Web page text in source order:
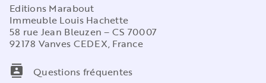
Editions Marabout
Immeuble Louis Hachette
58 rue Jean Bleuzen – CS 70007
92178 Vanves CEDEX, France
contacts
Questions fréquentes